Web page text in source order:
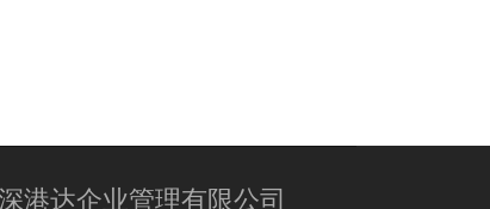
港达企业管理有限公司